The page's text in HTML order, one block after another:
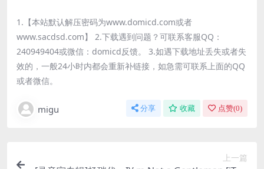
1.【本站默认解压密码为www.domicd.com或者
www.sacdsd.com】 2.下载遇到问题？可联系客服QQ：
240949404或微信：domicd反馈。 3.如遇下载地址丢失或者失
效的，一般24小时内都会重新补链接，如急需可联系上面的QQ
或者微信。
migu 分享 收藏 点赞(0)
上一篇